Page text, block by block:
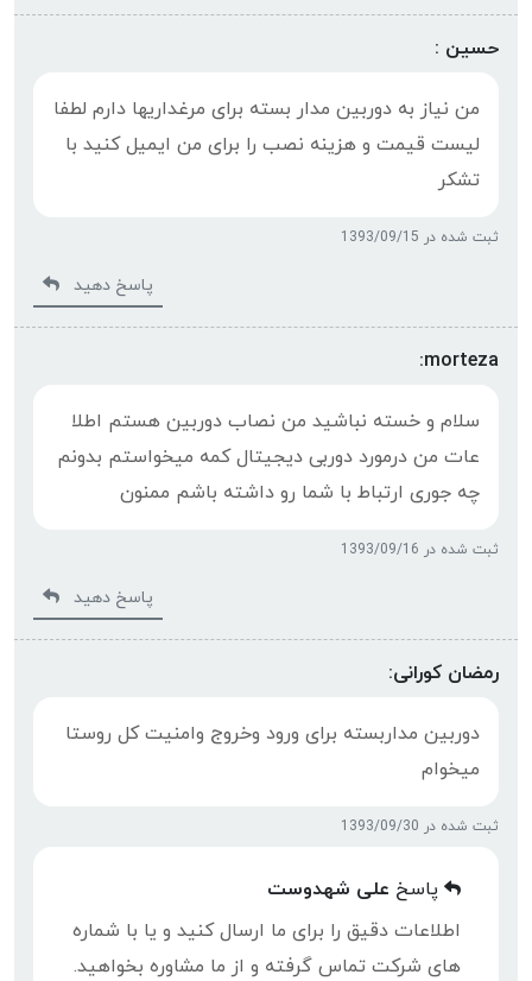
حسین :
من نیاز به دوربین مدار بسته برای مرغداریها دارم لطفا
لیست قیمت و هزینه نصب را برای من ایمیل کنید با
تشکر
ثبت شده در 1393/09/15
پاسخ دهید
morteza:
سلام و خسته نباشید من نصاب دوربین هستم اطلا
عات من درمورد دوربی دیجیتال کمه میخواستم بدونم
چه جوری ارتباط با شما رو داشته باشم ممنون
ثبت شده در 1393/09/16
پاسخ دهید
رمضان کورانی:
دوربین مداربسته برای ورود وخروج وامنیت کل روستا
میخوام
ثبت شده در 1393/09/30
پاسخ علی شهدوست
اطلاعات دقیق را برای ما ارسال کنید و یا با شماره
های شرکت تماس گرفته و از ما مشاوره بخواهید.